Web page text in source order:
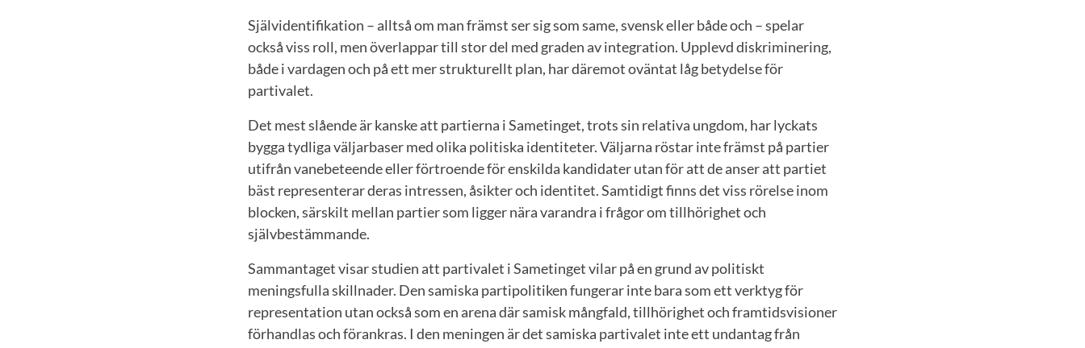
Självidentifikation – alltså om man främst ser sig som same, svensk eller både och – spelar
också viss roll, men överlappar till stor del med graden av integration. Upplevd diskriminering,
både i vardagen och på ett mer strukturellt plan, har däremot oväntat låg betydelse för
partivalet.
Det mest slående är kanske att partierna i Sametinget, trots sin relativa ungdom, har lyckats
bygga tydliga väljarbaser med olika politiska identiteter. Väljarna röstar inte främst på partier
utifrån vanebeteende eller förtroende för enskilda kandidater utan för att de anser att partiet
bäst representerar deras intressen, åsikter och identitet. Samtidigt finns det viss rörelse inom
blocken, särskilt mellan partier som ligger nära varandra i frågor om tillhörighet och
självbestämmande.
Sammantaget visar studien att partivalet i Sametinget vilar på en grund av politiskt
meningsfulla skillnader. Den samiska partipolitiken fungerar inte bara som ett verktyg för
representation utan också som en arena där samisk mångfald, tillhörighet och framtidsvisioner
förhandlas och förankras. I den meningen är det samiska partivalet inte ett undantag från